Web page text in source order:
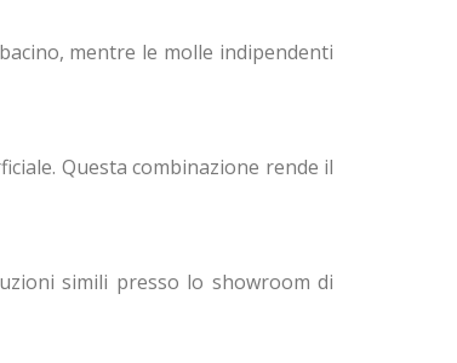
mentre le molle indipendenti
Questa combinazione rende il
simili presso lo showroom di